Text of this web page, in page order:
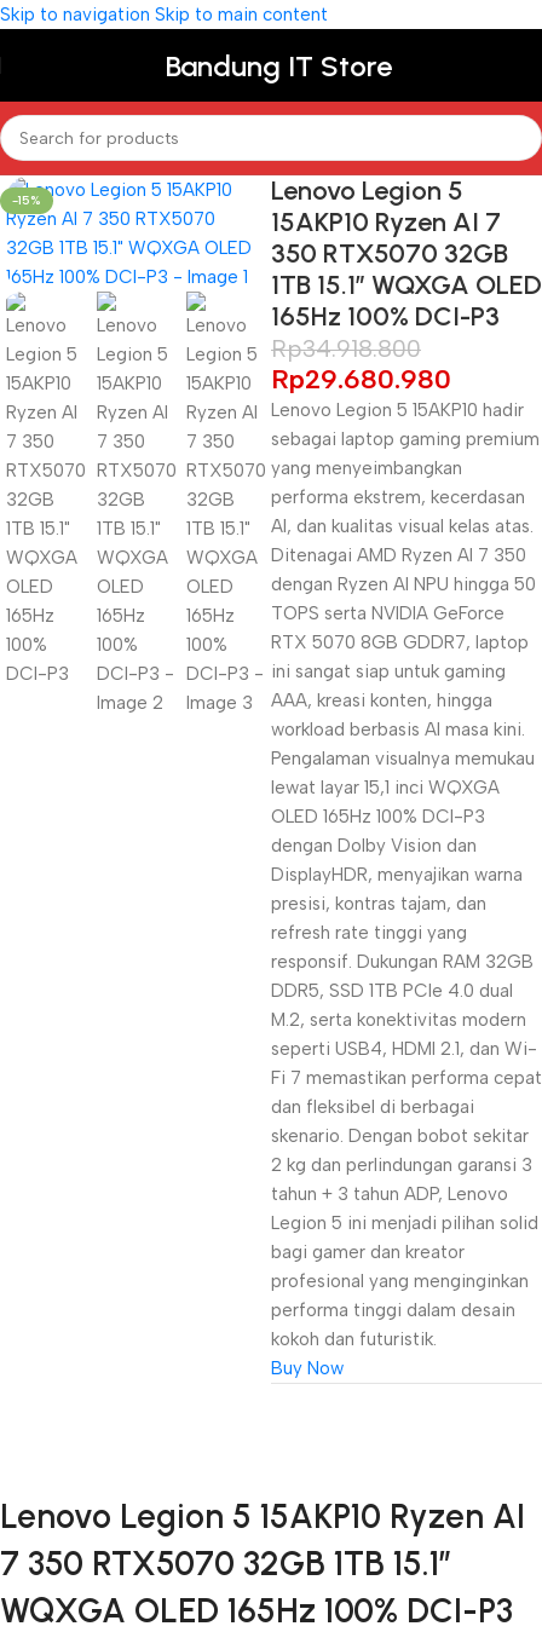
Skip to navigation Skip to main content
Bandung IT Store
-15%
Lenovo Legion 5
15AKP10 Ryzen AI 7
350 RTX5070 32GB
1TB 15.1″ WQXGA OLED
165Hz 100% DCI-P3
Rp34.918.800
Rp29.680.980
Lenovo Legion 5 15AKP10 hadir
sebagai laptop gaming premium
yang menyeimbangkan
performa ekstrem, kecerdasan
AI, dan kualitas visual kelas atas.
Ditenagai AMD Ryzen AI 7 350
dengan Ryzen AI NPU hingga 50
TOPS serta NVIDIA GeForce
RTX 5070 8GB GDDR7, laptop
ini sangat siap untuk gaming
AAA, kreasi konten, hingga
workload berbasis AI masa kini.
Pengalaman visualnya memukau
lewat layar 15,1 inci WQXGA
OLED 165Hz 100% DCI-P3
dengan Dolby Vision dan
DisplayHDR, menyajikan warna
presisi, kontras tajam, dan
refresh rate tinggi yang
responsif. Dukungan RAM 32GB
DDR5, SSD 1TB PCIe 4.0 dual
M.2, serta konektivitas modern
seperti USB4, HDMI 2.1, dan Wi-
Fi 7 memastikan performa cepat
dan fleksibel di berbagai
skenario. Dengan bobot sekitar
2 kg dan perlindungan garansi 3
tahun + 3 tahun ADP, Lenovo
Legion 5 ini menjadi pilihan solid
bagi gamer dan kreator
profesional yang menginginkan
performa tinggi dalam desain
kokoh dan futuristik.
Buy Now
Black Friday
Blowout!
Lenovo Legion 5 15AKP10 Ryzen AI
7 350 RTX5070 32GB 1TB 15.1″
WQXGA OLED 165Hz 100% DCI-P3